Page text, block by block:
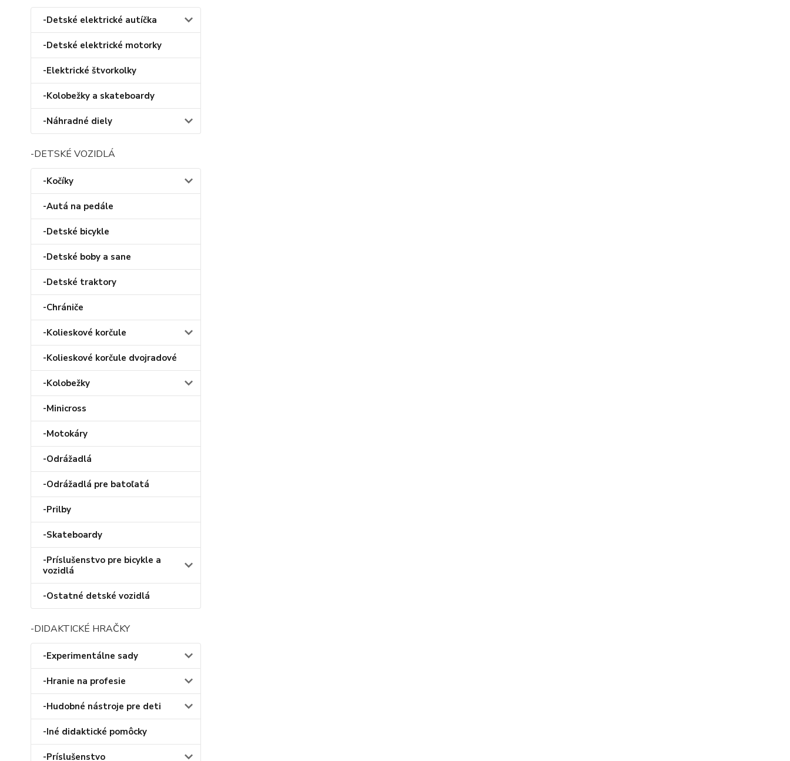
-Detské elektrické autíčka
-Detské elektrické motorky
-Elektrické štvorkolky
-Kolobežky a skateboardy
-Náhradné diely
-DETSKÉ VOZIDLÁ
-Kočíky
-Autá na pedále
-Detské bicykle
-Detské boby a sane
-Detské traktory
-Chrániče
-Kolieskové korčule
-Kolieskové korčule dvojradové
-Kolobežky
-Minicross
-Motokáry
-Odrážadlá
-Odrážadlá pre batoľatá
-Prilby
-Skateboardy
-Príslušenstvo pre bicykle a
vozidlá
-Ostatné detské vozidlá
-DIDAKTICKÉ HRAČKY
-Experimentálne sady
-Hranie na profesie
-Hudobné nástroje pre deti
-Iné didaktické pomôcky
-Príslušenstvo